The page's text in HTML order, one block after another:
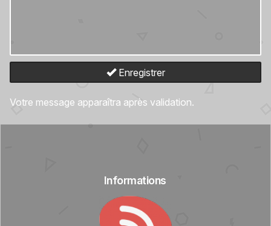
Enregistrer
Votre message apparaîtra après validation.
Informations